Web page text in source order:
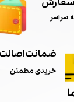
سفارش
سراسر
ضمانت اصالت
خریدی مطمئن